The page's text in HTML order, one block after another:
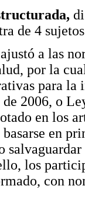
de 4
a las
por la
para la
2006, o
en los
en
los
con